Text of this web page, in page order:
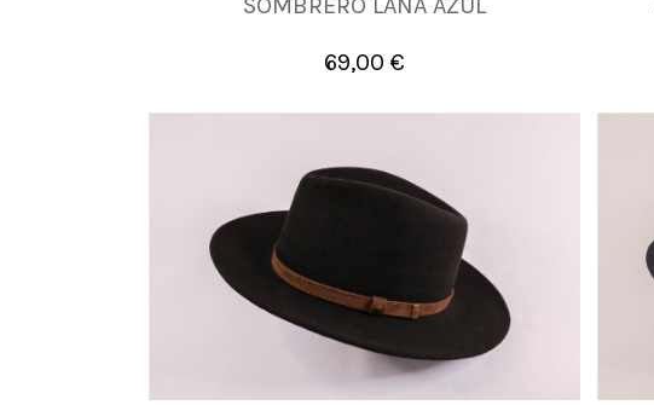
69,00 €
56 57 58 59 60
Añadir al carrito